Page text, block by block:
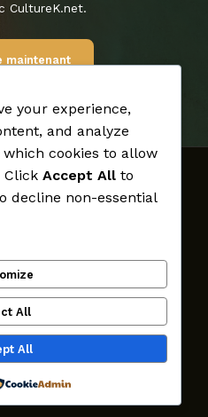
CultureK.net.
maintenant
© 2026
your experience,
and analyze
cookies to allow
Click Accept All to
decline non-essential
All
All